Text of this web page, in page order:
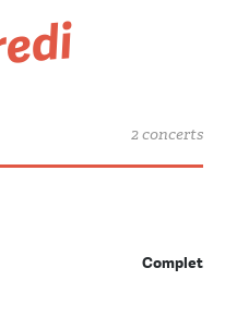
2 concerts
Complet